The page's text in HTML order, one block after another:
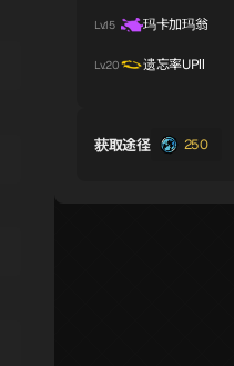
Lv.15 玛卡加玛翁
Lv.20 遗忘率UPⅡ
获取途径 250